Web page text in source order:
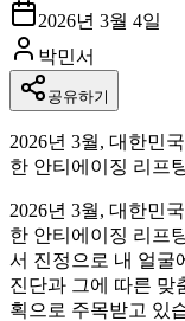
2026년 3월 4일
박민서
공유하기
2026년 3월, 대한민
한 안티에이징 리프
2026년 3월, 대한민
한 안티에이징 리프
서 진정으로 내 얼굴
진단과 그에 따른 맞
획으로 주목받고 있